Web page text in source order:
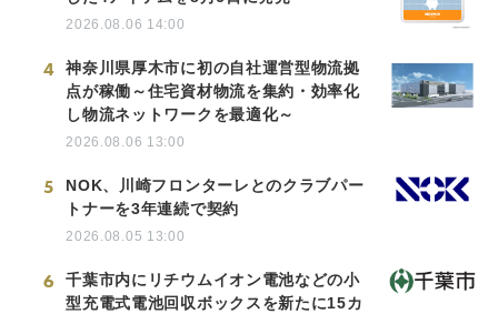
2026.08.06 14:00
4
神奈川県厚木市に初の自社運営型物流拠
点が稼働～住宅資材物流を集約・効率化
し物流ネットワークを最適化～
2026.08.06 13:00
5
NOK、川崎フロンターレとのクラブパー
トナーを3年連続で契約
2026.08.05 13:00
6
千葉市内にリチウムイオン電池などの小
型充電式電池回収ボックスを新たに15カ